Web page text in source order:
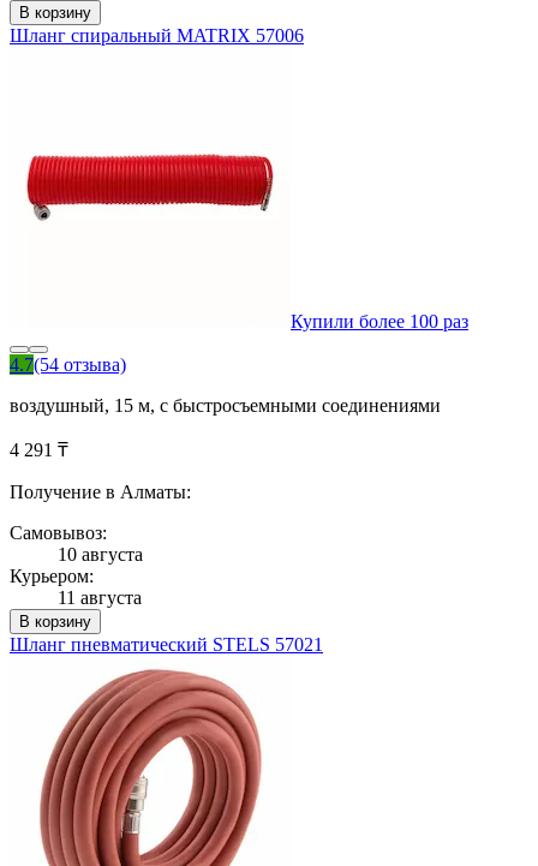
В корзину
Шланг спиральный MATRIX 57006
Купили более 100 раз
4.7(54 отзыва)
воздушный, 15 м, с быстросъемными соединениями
4 291 ₸
Получение в Алматы:
Самовывоз:
10 августа
Курьером:
11 августа
В корзину
Шланг пневматический STELS 57021